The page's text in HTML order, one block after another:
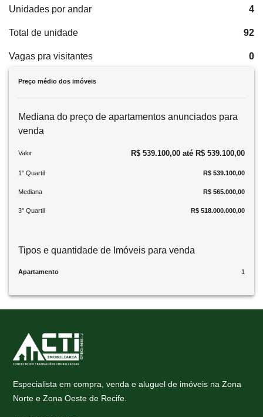
Unidades por andar 4
Total de unidade 92
Vagas pra visitantes 0
Preço médio dos imóveis
Mediana do preço de apartamentos anunciados para
venda
Valor R$ 539.100,00 até R$ 539.100,00
1° Quartil R$ 539.100,00
Mediana R$ 565.000,00
3° Quartil R$ 518.000.000,00
Tipos e quantidade de Imóveis para venda
Apartamento 1
Especialista em compra, venda e aluguel de imóveis na Zona
Norte e Zona Oeste de Recife.